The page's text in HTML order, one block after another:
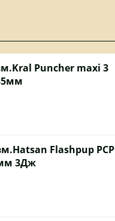
Puncher maxi 3
Flashpup PCP
3Дж